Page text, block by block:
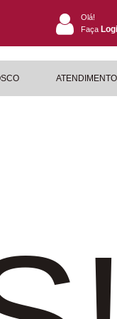
Olá!
Faça
ATENDIMENTO